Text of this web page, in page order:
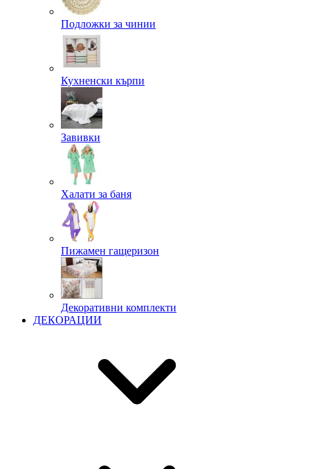
Подложки за чинии
Кухненски кърпи
Завивки
Халати за баня
Пижамен гащеризон
Декоративни комплекти
ДЕКОРАЦИИ